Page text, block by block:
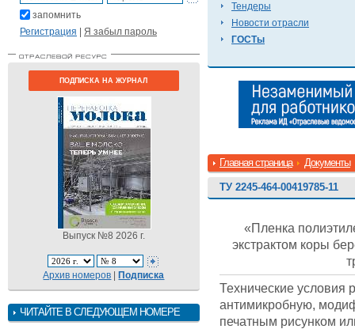
запомнить
Регистрация | Я забыл пароль
ПОДПИСКА НА ЖУРНАЛ
Выпуск №8 2026 г.
Архив номеров |Подписка
ЧИТАЙТЕ В СЛЕДУЮЩЕМ НОМЕРЕ
Тендеры
Новости отрасли
ГОСТы
Главная страница Документы
ТУ 2245-464-00419785-11
«Пленка
экстрактом коры
Технические условия
антимикробную,
печатным рисунком